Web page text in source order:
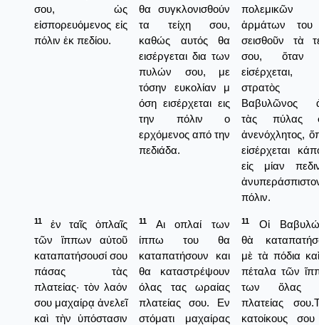
σου, ὡς
εἰσπορευόμενος εἰς
πόλιν ἐκ πεδίου.
θα συγκλονισθούν
τα τείχη σου,
καθώς αυτός θα
εισέργεται δια των
πυλών σου, με
τόσην ευκολίαν μ
όση εισέρχεται εις
την πόλιν ο
ερχόμενος από την
πεδιάδα.
πολεμικῶν
ἁρμάτων
σεισθοῦν τὰ
σου, ὅταν
στρατὸς
Βαβυλῶνος
τὰς πύλας
ἀνενόχλητος,
εἰσέρχεται
εἰς μίαν
πόλιν.
11
ἐν ταῖς ὁπλαῖς
τῶν ἵππων αὐτοῦ
καταπατήσουσί σου
πάσας τὰς
πλατείας· τὸν λαόν
σου μαχαίρᾳ ἀνελεῖ
καὶ τὴν ὑπόστασιν
11
Αι οπλαί των
ίππω του θα
καταπατήσουν και
θα καταστρέψουν
όλας τας ωραίας
πλατείας σου. Εν
στόματι μαχαίρας
11
Οἱ
θὰ
μὲ τὰ πόδια
πέταλα τῶν
των ὅλας
πλατείας
κατοίκους